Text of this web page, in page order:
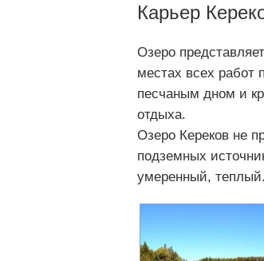
Карьер
Озеро
местах всех работ
песчаным дном и
отдыха.
Озеро Кереков не
подземных
умеренный, теплый.